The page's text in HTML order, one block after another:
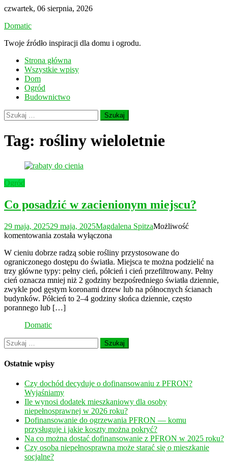
Skip
content
czwartek, 06 sierpnia, 2026
Domatic
Twoje źródło inspiracji dla domu i ogrodu.
Strona główna
Wszystkie wpisy
Dom
Ogród
Budownictwo
Szukaj:
Tag: rośliny wieloletnie
Ogród
Co posadzić w zacienionym miejscu?
29 maja, 202529 maja, 2025Magdalena SpitzaMożliwość
komentowania Co
w
zacienionym
miejscu?
została wyłączona
W cieniu dobrze radzą sobie rośliny przystosowane do
ograniczonego dostępu do światła. Miejsca te można podzielić na
trzy główne typy: pełny cień, półcień i cień przefiltrowany. Pełny
cień oznacza mniej niż 2 godziny bezpośredniego światła dziennie,
zwykle pod gęstym koronami drzew lub na północnych ścianach
budynków. Półcień to 2–4 godziny słońca dziennie, często
porannego lub […]
Domatic
Szukaj:
Ostatnie wpisy
Czy dochód decyduje o dofinansowaniu z PFRON?
Wyjaśniamy
Ile wynosi dodatek mieszkaniowy dla osoby
niepełnosprawnej w 2026 roku?
Dofinansowanie do ogrzewania PFRON — komu
przysługuje i jakie koszty można pokryć?
Na co można dostać dofinansowanie z PFRON w 2025 roku?
Czy osoba niepełnosprawna może starać się o mieszkanie
socjalne?